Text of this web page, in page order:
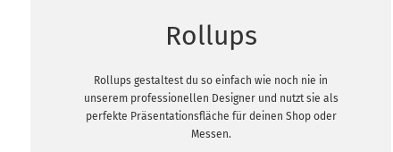
Rollups
Rollups gestaltest du so einfach wie noch nie in
unserem professionellen Designer und nutzt sie als
perfekte Präsentationsfläche für deinen Shop oder
Messen.